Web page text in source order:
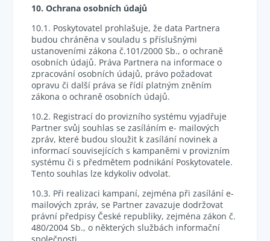
10. Ochrana osobních údajů
10.1. Poskytovatel prohlašuje, že data Partnera
budou chráněna v souladu s příslušnými
ustanoveními zákona č.101/2000 Sb., o ochraně
osobních údajů. Práva Partnera na informace o
zpracování osobních údajů, právo požadovat
opravu či další práva se řídí platným zněním
zákona o ochraně osobních údajů.
10.2. Registrací do provizního systému vyjadřuje
Partner svůj souhlas se zasíláním e- mailových
zpráv, které budou sloužit k zasílání novinek a
informací souvisejících s kampaněmi v provizním
systému či s předmětem podnikání Poskytovatele.
Tento souhlas lze kdykoliv odvolat.
10.3. Při realizaci kampaní, zejména při zasílání e-
mailových zpráv, se Partner zavazuje dodržovat
právní předpisy České republiky, zejména zákon č.
480/2004 Sb., o některých službách informační